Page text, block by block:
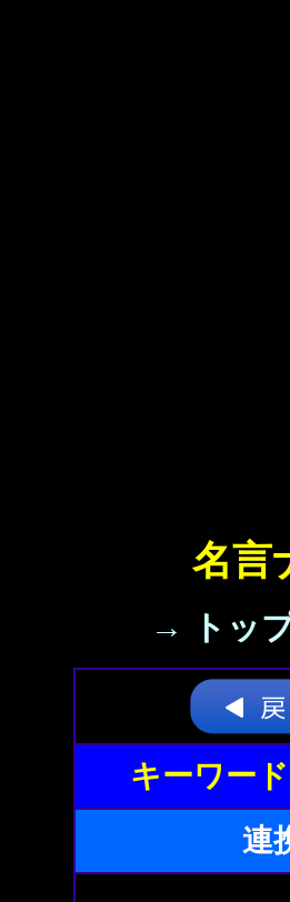
名言
→ トッ
キーワー
連